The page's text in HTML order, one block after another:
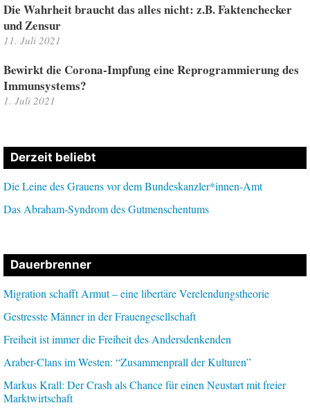
Die Wahrheit braucht das alles nicht: z.B. Faktenchecker
und Zensur
11. Juli 2021
Bewirkt die Corona-Impfung eine Reprogrammierung des
Immunsystems?
1. Juli 2021
Derzeit beliebt
Die Leine des Grauens vor dem Bundeskanzler*innen-Amt
Das Abraham-Syndrom des Gutmenschentums
Dauerbrenner
Migration schafft Armut – eine libertäre Verelendungstheorie
Gestresste Männer in der Frauengesellschaft
Freiheit ist immer die Freiheit des Andersdenkenden
Araber-Clans im Westen: “Zusammenprall der Kulturen”
Markus Krall: Der Crash als Chance für einen Neustart mit freier
Marktwirtschaft